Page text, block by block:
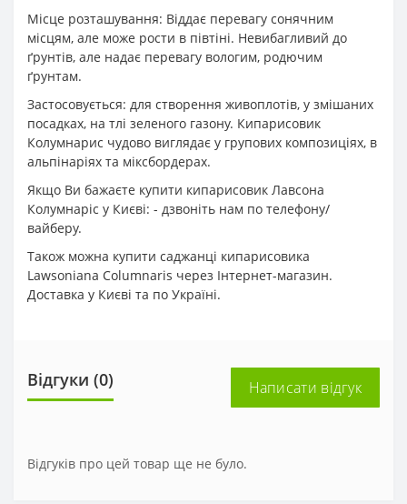
Місце розташування: Віддає перевагу сонячним
місцям, але може рости в півтіні. Невибагливий до
ґрунтів, але надає перевагу вологим, родючим
ґрунтам.
Застосовується: для створення живоплотів, у змішаних
посадках, на тлі зеленого газону. Кипарисовик
Колумнарис чудово виглядає у групових композиціях, в
альпінаріях та міксбордерах.
Якщо Ви бажаєте купити кипарисовик Лавсона
Колумнаріс у Києві: - дзвоніть нам по телефону/
вайберу.
Також можна купити саджанці кипарисовика
Lawsoniana Columnaris через Інтернет-магазин.
Доставка у Києві та по Україні.
Відгуки (0) Написати відгук
Відгуків про цей товар ще не було.